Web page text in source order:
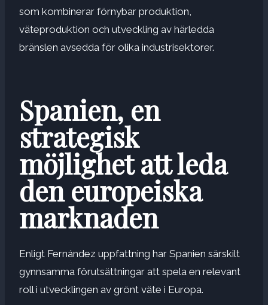
som kombinerar förnybar produktion,
väteproduktion och utveckling av härledda
bränslen avsedda för olika industrisektorer.
Spanien, en
strategisk
möjlighet att leda
den europeiska
marknaden
Enligt Fernández uppfattning har Spanien särskilt
gynnsamma förutsättningar att spela en relevant
roll i utvecklingen av grönt väte i Europa.